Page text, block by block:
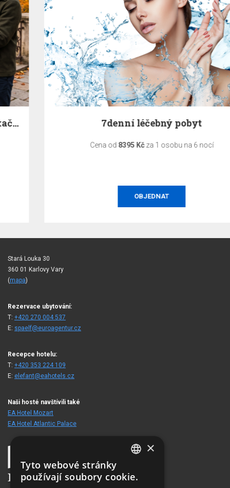
7denní léčebný pobyt
8395 Kčza 1 osobu na 6 nocí
OBJEDNAT
Stará Louka 30
360 01 Karlovy Vary
(mapa)
Rezervace ubytování:
T: +420 270 004 537
E: spaelf@euroagentur.cz
Recepce hotelu:
T: +420 353 224 109
E: elefant@eahotels.cz
Naši hosté navštívili také
EA Hotel Mozart
EA Hotel Atlantic Palace
×
Tyto webové stránky
používají soubory cookie.